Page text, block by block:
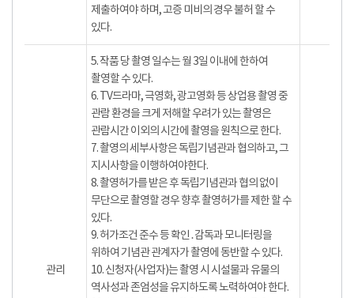
제출하여야 하며, 고증 미비의 경우 불허 할 수
있다.
관리
5. 작품 당 촬영 일수는 월 3일 이내에 한하여
촬영할 수 있다.
6. TV드라마, 극영화, 광고영화 등 상업용 촬영 중
관람 환경을 크게 저해할 우려가 있는 촬영은
관람시간 이외의 시간에 촬영을 원칙으로 한다.
7. 촬영의 세부사항은 독립기념관과 협의하고, 그
지시사항을 이행하여야한다.
8. 촬영허가를 받은 후 독립기념관과 협의 없이
무단으로 촬영할 경우 향후 촬영허가를 제한 할 수
있다.
9. 허가조건 준수 등 확인․감독과 모니터링을
위하여 기념관 관계자가 촬영에 동반할 수 있다.
10. 신청자(사업자)는 촬영 시 시설물과 유물의
역사성과 존엄성을 유지하도록 노력하여야 한다.